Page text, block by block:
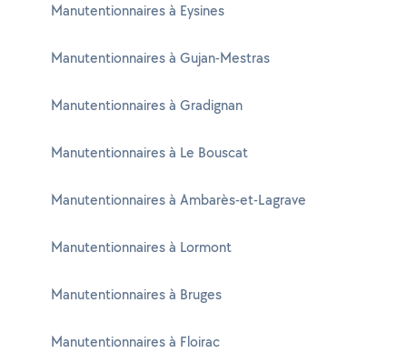
Manutentionnaires à Eysines
Manutentionnaires à Gujan-Mestras
Manutentionnaires à Gradignan
Manutentionnaires à Le Bouscat
Manutentionnaires à Ambarès-et-Lagrave
Manutentionnaires à Lormont
Manutentionnaires à Bruges
Manutentionnaires à Floirac